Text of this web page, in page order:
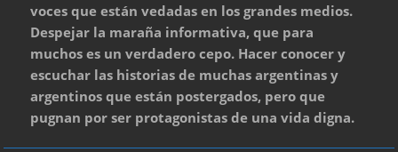
voces que están vedadas en los grandes medios.
Despejar la maraña informativa, que para
muchos es un verdadero cepo. Hacer conocer y
escuchar las historias de muchas argentinas y
argentinos que están postergados, pero que
pugnan por ser protagonistas de una vida digna.